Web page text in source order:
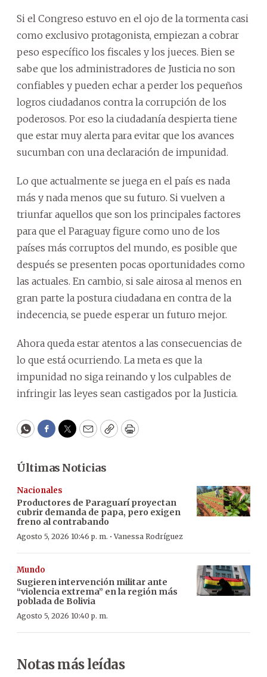
Si el Congreso estuvo en el ojo de la tormenta casi
como exclusivo protagonista, empiezan a cobrar
peso específico los fiscales y los jueces. Bien se
sabe que los administradores de Justicia no son
confiables y pueden echar a perder los pequeños
logros ciudadanos contra la corrupción de los
poderosos. Por eso la ciudadanía despierta tiene
que estar muy alerta para evitar que los avances
sucumban con una declaración de impunidad.
Lo que actualmente se juega en el país es nada
más y nada menos que su futuro. Si vuelven a
triunfar aquellos que son los principales factores
para que el Paraguay figure como uno de los
países más corruptos del mundo, es posible que
después se presenten pocas oportunidades como
las actuales. En cambio, si sale airosa al menos en
gran parte la postura ciudadana en contra de la
indecencia, se puede esperar un futuro mejor.
Ahora queda estar atentos a las consecuencias de
lo que está ocurriendo. La meta es que la
impunidad no siga reinando y los culpables de
infringir las leyes sean castigados por la Justicia.
WhatsApp
Facebook
Twitter
EmailCopyPrint
Últimas Noticias
Nacionales
Productores de Paraguarí proyectan
cubrir demanda de papa, pero exigen
freno al contrabando
Agosto 5, 2026 10:46 p. m. ·Vanessa Rodríguez
Mundo
Sugieren intervención militar ante
“violencia extrema” en la región más
poblada de Bolivia
Agosto 5, 2026 10:40 p. m.
Notas más leídas